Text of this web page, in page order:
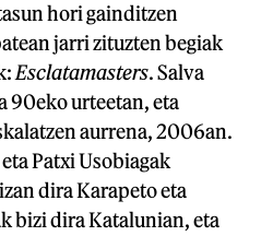
hori gainditzen
jarri zituzten begiak
Esclatamasters. Salva
90eko urteetan, eta
aurrena, 2006an.
Patxi Usobiagak
dira Karapeto eta
bizi dira Katalunian, eta